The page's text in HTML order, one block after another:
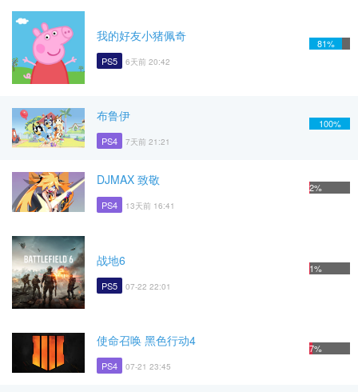
我的好友小猪佩奇
PS5 6天前 20:42
81%
布鲁伊
PS4 7天前 21:21
100%
DJMAX 致敬
PS4 13天前 16:41
2%
战地6
PS5 07-22 22:01
1%
使命召唤 黑色行动4
PS4 07-21 23:45
7%